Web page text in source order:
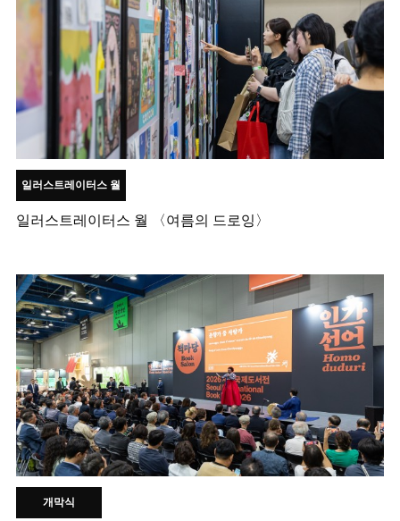
일러스트레이터스 월
일러스트레이터스 월 〈여름의 드로잉〉
개막식